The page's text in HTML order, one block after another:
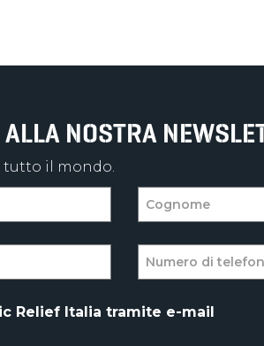
NOSTRA
tutto il mondo.
Relief Italia tramite e-mail